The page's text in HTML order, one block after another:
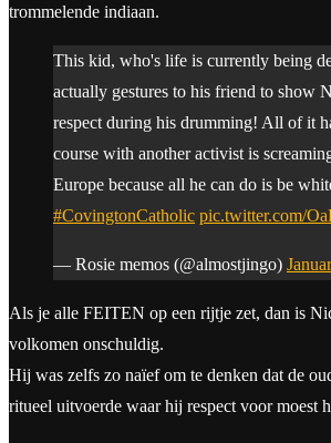
trommelende indiaan.
This kid, who's life is currently being
actually gestures to his friend to show
respect during his drumming! All of it
course with another activist is
Europe because all he can do is be
#CovingtonCatholic pic.twitter.com/
— Rosie memos (@almostjingo)
Als je alle FEITEN op een rijtje zet, dan is
volkomen onschuldig.
Hij was zelfs zo naïef om te denken dat de
ritueel uitvoerde waar hij respect voor moest